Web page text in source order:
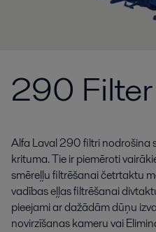
290 Filter
Alfa Laval 290 filtri nodrošina
krituma. Tie ir piemēroti
smēreļļu filtrēšanai četrtaktu
vadības eļļas filtrēšanai
pieejami ar dažādām dūņu
novirzīšanas kameru vai